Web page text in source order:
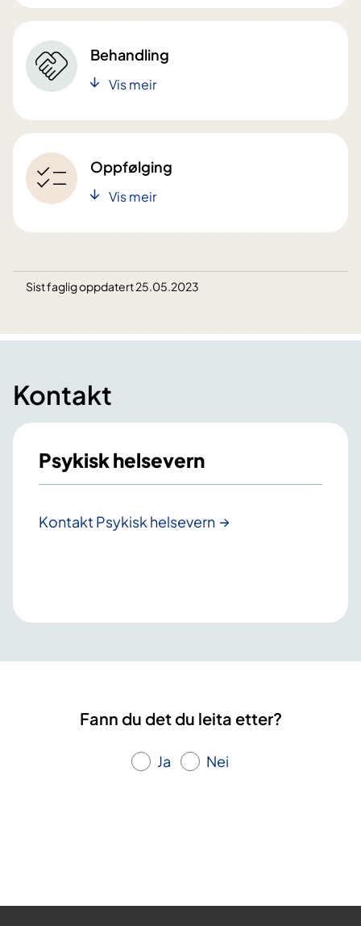
Behandling
Vis meir
Oppfølging
Vis meir
Sist faglig oppdatert 25.05.2023
Kontakt
Psykisk helsevern
Kontakt Psykisk helsevern
Fann du det du leita etter?
Ja Nei